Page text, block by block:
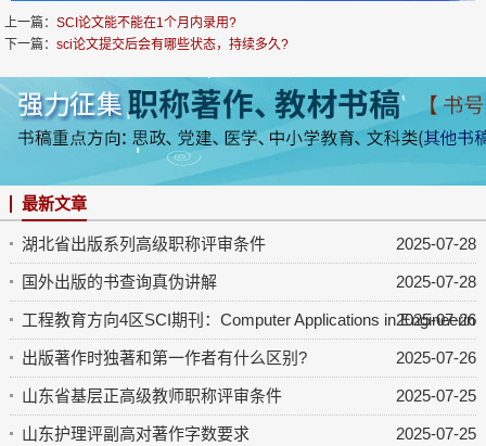
上一篇：SCI论文能不能在1个月内录用?
下一篇：sci论文提交后会有哪些状态，持续多久?
最新文章
2025-07-28
湖北省出版系列高级职称评审条件
2025-07-28
国外出版的书查询真伪讲解
2025-07-26
工程教育方向4区SCI期刊：Computer Applications in
2025-07-26
出版著作时独著和第一作者有什么区别?
2025-07-25
山东省基层正高级教师职称评审条件
2025-07-25
山东护理评副高对著作字数要求